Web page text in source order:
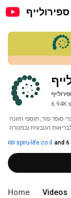
ספירולייף
6.94K
בקרית טבעון ואני גם הבעלים של חברת ספירולייף - מוצרי בריאות לטיפול משלים
מבפנים ומבחוץ.
spiru-life.co.il and 6
Home Videos